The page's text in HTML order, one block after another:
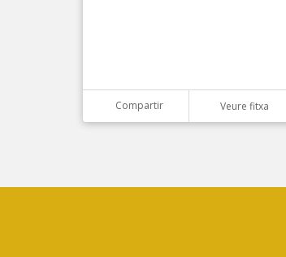
Compartir Veure fitxa